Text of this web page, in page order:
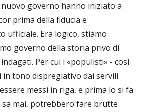
governo hanno iniziato a
prima della fiducia e
ufficiale. Era logico, stiamo
governo della storia privo di
Per cui i «populisti» - così
tono dispregiativo dai servili
messi in riga, e prima lo si fa
sa mai, potrebbero fare brutte